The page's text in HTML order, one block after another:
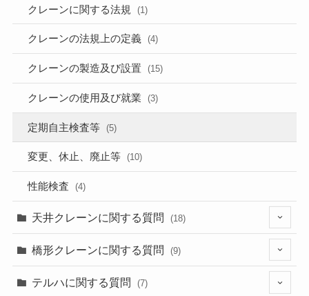
クレーンに関する法規 (1)
クレーンの法規上の定義 (4)
クレーンの製造及び設置 (15)
クレーンの使用及び就業 (3)
定期自主検査等 (5)
変更、休止、廃止等 (10)
性能検査 (4)
天井クレーンに関する質問 (18)
(11)
(2)
橋形クレーンに関する質問 (9)
(4)
テルハに関する質問 (7)